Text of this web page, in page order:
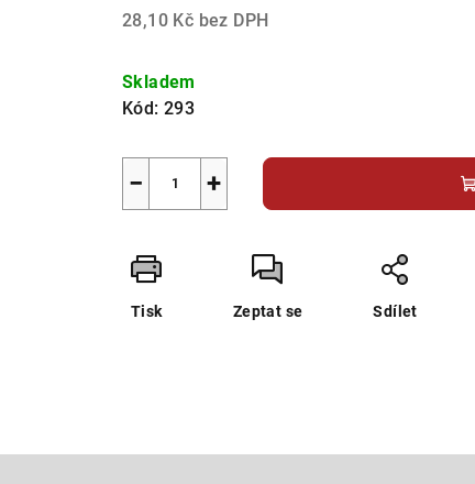
28,10 Kč bez DPH
cena:
Skladem
Kód: 293
+
−
Tisk Zeptat se Sdílet